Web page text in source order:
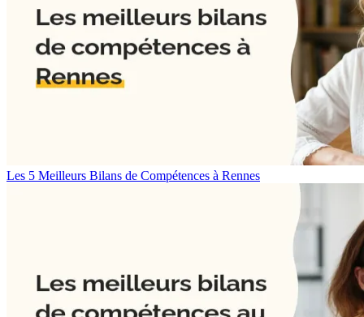
Les 5 Meilleurs Bilans de Compétences à Rennes